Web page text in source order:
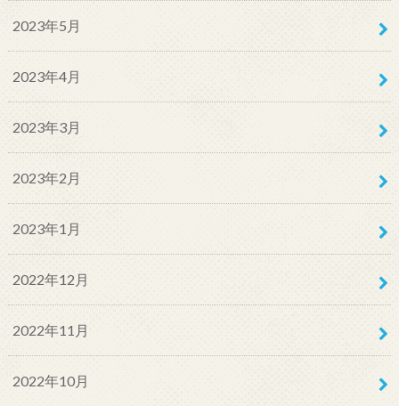
2023年5月
2023年4月
2023年3月
2023年2月
2023年1月
2022年12月
2022年11月
2022年10月